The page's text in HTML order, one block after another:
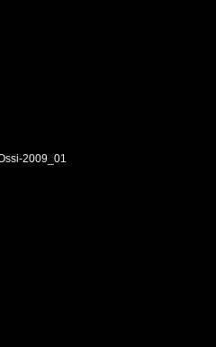
2009_01